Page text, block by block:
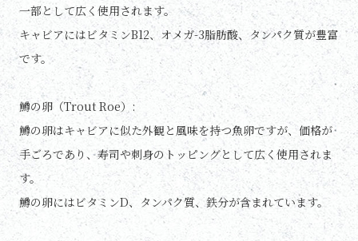
一部として広く使用されます。
キャビアにはビタミンB12、オメガ-3脂肪酸、タンパク質が豊富
です。
鱒の卵（Trout Roe）:
鱒の卵はキャビアに似た外観と風味を持つ魚卵ですが、価格が
手ごろであり、寿司や刺身のトッピングとして広く使用されま
す。
鱒の卵にはビタミンD、タンパク質、鉄分が含まれています。